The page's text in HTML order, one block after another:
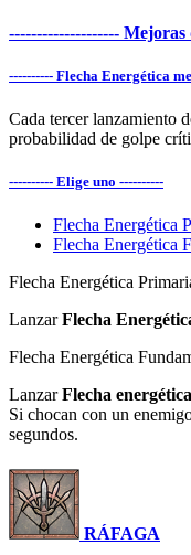
-------------------- Mejoras
---------- Flecha Energética
Cada tercer lanzamiento
probabilidad de golpe
---------- Elige uno ----------
Flecha Energética
Flecha Energética
Flecha Energética
LanzarFlecha
Flecha Energética
LanzarFlecha energética
Si chocan con un
segundos.
RÁFAGA